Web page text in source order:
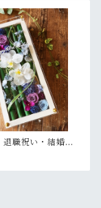
退職祝い・結婚式
名入れ】プリザ
ーアレンジ 和風
グ〈竹 青紫 〉名入